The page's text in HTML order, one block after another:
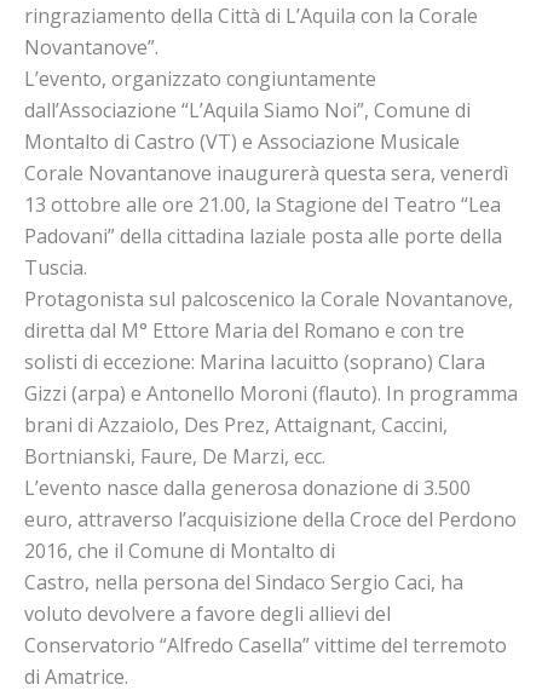
ringraziamento della Città di L’Aquila con la Corale
Novantanove”.
L’evento, organizzato congiuntamente
dall’Associazione “L’Aquila Siamo Noi”, Comune di
Montalto di Castro (VT) e Associazione Musicale
Corale Novantanove inaugurerà questa sera, venerdì
13 ottobre alle ore 21.00, la Stagione del Teatro “Lea
Padovani” della cittadina laziale posta alle porte della
Tuscia.
Protagonista sul palcoscenico la Corale Novantanove,
diretta dal M° Ettore Maria del Romano e con tre
solisti di eccezione: Marina Iacuitto (soprano) Clara
Gizzi (arpa) e Antonello Moroni (flauto). In programma
brani di Azzaiolo, Des Prez, Attaignant, Caccini,
Bortnianski, Faure, De Marzi, ecc.
L’evento nasce dalla generosa donazione di 3.500
euro, attraverso l’acquisizione della Croce del Perdono
2016, che il Comune di Montalto di
Castro, nella persona del Sindaco Sergio Caci, ha
voluto devolvere a favore degli allievi del
Conservatorio “Alfredo Casella” vittime del terremoto
di Amatrice.